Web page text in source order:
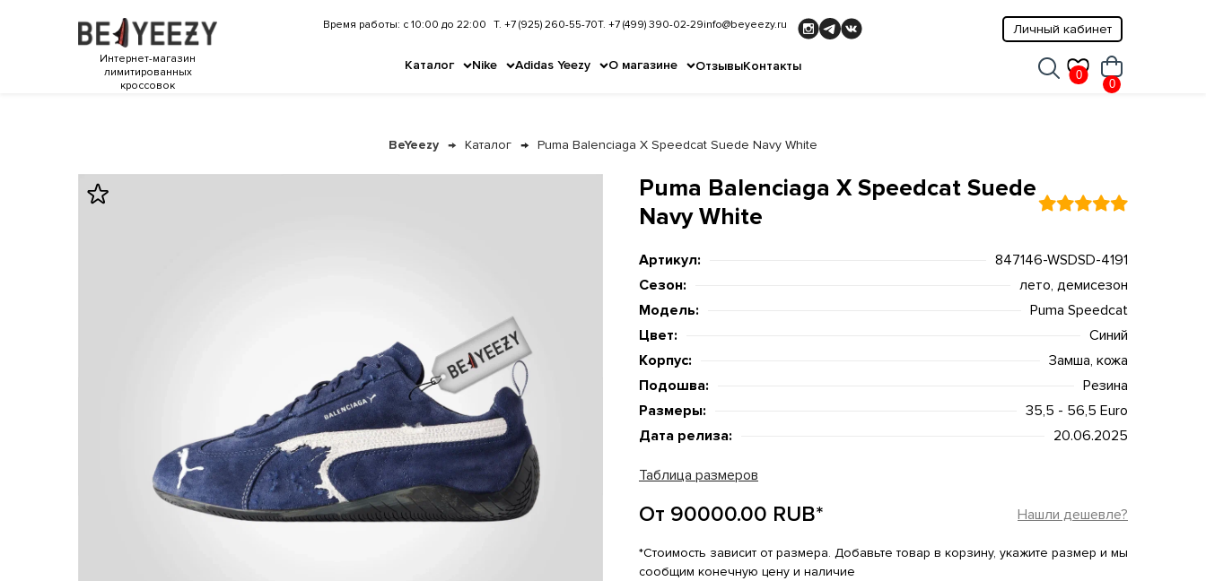
0
Интернет-магазин
лимитированных
кроссовок
Личный кабинет
Каталог Nike Adidas Yeezy О магазине ОтзывыКонтакты
Время работы: с 10:00 до 22:00 Т. +7 (925) 260-55-70Т. +7 (499) 390-02-29info@beyeezy.ru
0
BeYeezy Каталог Puma Balenciaga X Speedcat Suede Navy White
Puma Balenciaga X Speedcat Suede
Navy White
Артикул:
847146-WSDSD-4191
Сезон:
лето, демисезон
Модель:
Puma Speedcat
Цвет:
Синий
Корпус:
Замша, кожа
Подошва:
Резина
Размеры:
35,5 - 56,5 Euro
Дата релиза:
20.06.2025
Таблица размеров
От 90000.00 RUB* Нашли дешевле?
*Стоимость зависит от размера. Добавьте товар в корзину, укажите размер и мы
сообщим конечную цену и наличие